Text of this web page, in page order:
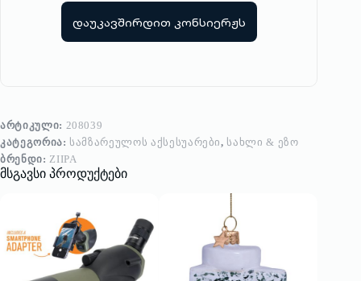
დაუკავშირდით კონსიერჟს
ᲐᲠᲢᲘᲙᲣᲚᲘ: 208039
ᲙᲐᲢᲔᲒᲝᲠᲘᲐ: ᲡᲐᲛᲖᲐᲠᲔᲣᲚᲝᲡ ᲐᲥᲡᲔᲡᲣᲐᲠᲔᲑᲘ, ᲡᲐᲮᲚᲘ & ᲔᲖᲝ
ᲑᲠᲔᲜᲓᲘ:ZIIPA
მსგავსი პროდუქტები